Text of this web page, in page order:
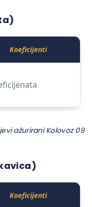
ažurirani Kolovoz 09